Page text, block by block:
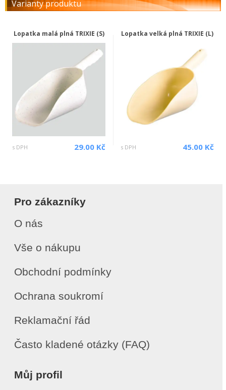
Varianty produktu
Lopatka malá plná TRIXIE (S)
s DPH 29.00 Kč
Lopatka velká plná TRIXIE (L)
s DPH 45.00 Kč
Pro zákazníky
O nás
Vše o nákupu
Obchodní podmínky
Ochrana soukromí
Reklamační řád
Často kladené otázky (FAQ)
Můj profil